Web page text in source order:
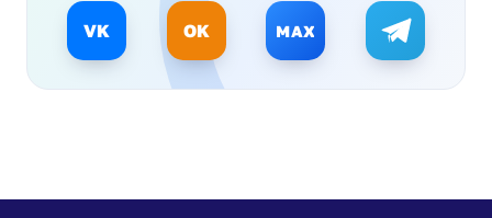
VK OK MAX